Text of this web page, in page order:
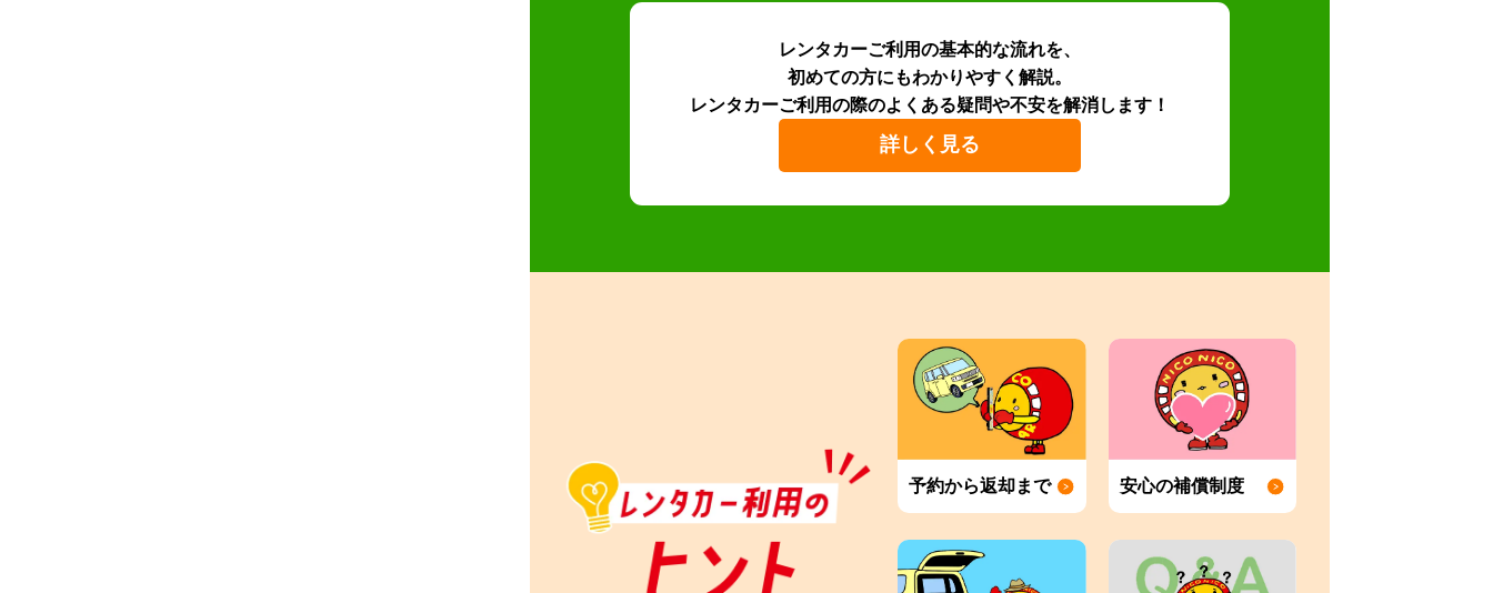
レンタカーご利用の基本的な流れを、
初めての方にもわかりやすく解説。
レンタカーご利用の際のよくある疑問や不安を解消します！
詳しく見る
予約から返却まで 安心の補償制度